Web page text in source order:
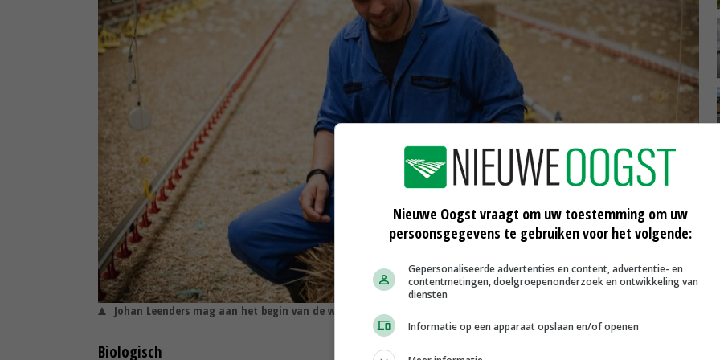
Johan Leenders mag aan het begin van de werkdag graag even genieten van zijn kippen. © eigen foto
Biologisch
Nieuwe Oogst vraagt om uw toestemming om uw
persoonsgegevens te gebruiken voor het volgende:
Gepersonaliseerde advertenties en content, advertentie- en
contentmetingen, doelgroepenonderzoek en ontwikkeling van
diensten
Informatie op een apparaat opslaan en/of openen